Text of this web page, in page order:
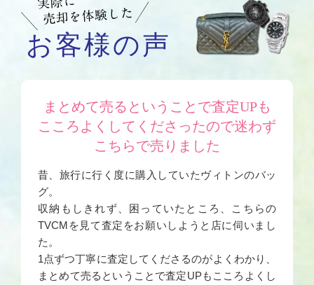
お客様の声
まとめて売るということで査定UPも
こころよくしてくださったので迷わず
こちらで売りました
昔、旅行に行く度に購入していたヴィトンのバッ
グ。
収納もしきれず、困っていたところ、こちらの
TVCMを見て査定をお願いしようと店に伺いまし
た。
1点ずつ丁寧に査定してくださるのがよくわかり、
まとめて売るということで査定UPもこころよくし